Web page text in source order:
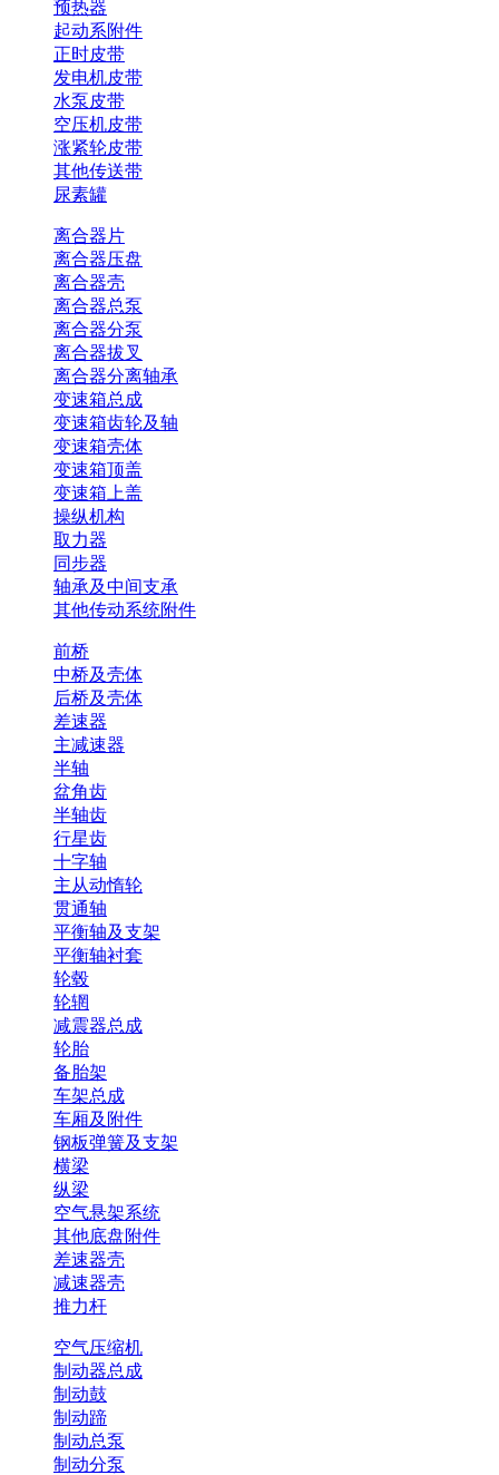
预热器
起动系附件
正时皮带
发电机皮带
水泵皮带
空压机皮带
涨紧轮皮带
其他传送带
尿素罐
离合器片
离合器压盘
离合器壳
离合器总泵
离合器分泵
离合器拔叉
离合器分离轴承
变速箱总成
变速箱齿轮及轴
变速箱壳体
变速箱顶盖
变速箱上盖
操纵机构
取力器
同步器
轴承及中间支承
其他传动系统附件
前桥
中桥及壳体
后桥及壳体
差速器
主减速器
半轴
盆角齿
半轴齿
行星齿
十字轴
主从动惰轮
贯通轴
平衡轴及支架
平衡轴衬套
轮毂
轮辋
减震器总成
轮胎
备胎架
车架总成
车厢及附件
钢板弹簧及支架
横梁
纵梁
空气悬架系统
其他底盘附件
差速器壳
减速器壳
推力杆
空气压缩机
制动器总成
制动鼓
制动蹄
制动总泵
制动分泵